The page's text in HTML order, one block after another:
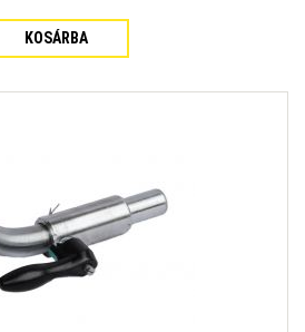
KOSÁRBA